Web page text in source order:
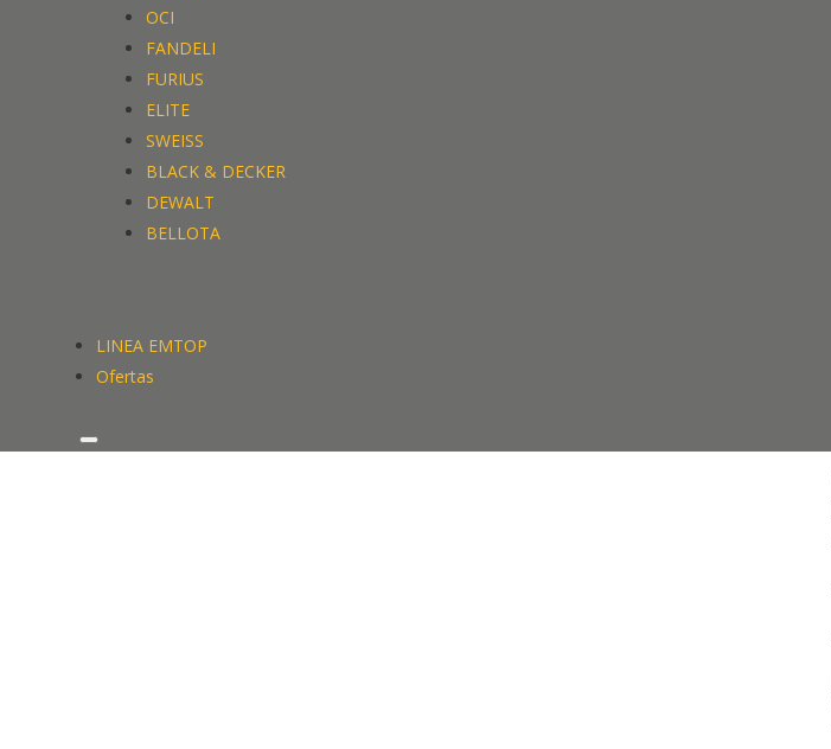
OCI
FANDELI
FURIUS
ELITE
SWEISS
BLACK & DECKER
DEWALT
BELLOTA
LINEA EMTOP
Ofertas